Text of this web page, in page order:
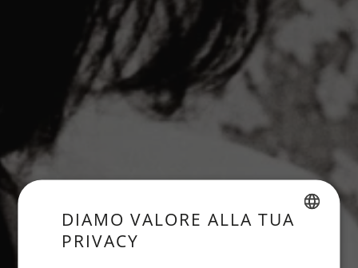
DIAMO VALORE ALLA TUA
PRIVACY